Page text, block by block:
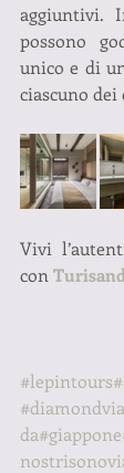
aggiuntivi.
possono
unico e di
ciascuno
Vivi
con
#lepintours
da#giappone